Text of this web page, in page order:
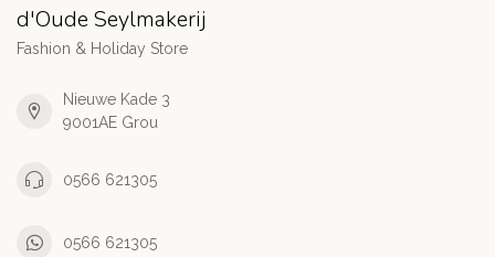
d'Oude Seylmakerij
Fashion & Holiday Store
Nieuwe Kade 3
9001AE Grou
0566 621305
0566 621305